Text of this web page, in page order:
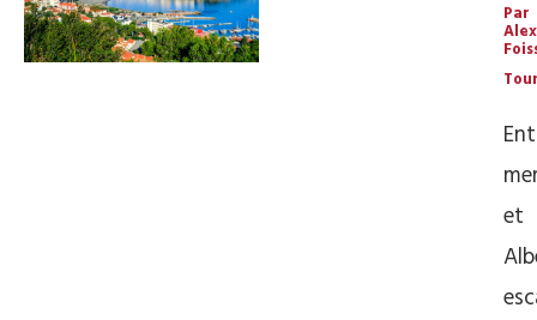
Par
et